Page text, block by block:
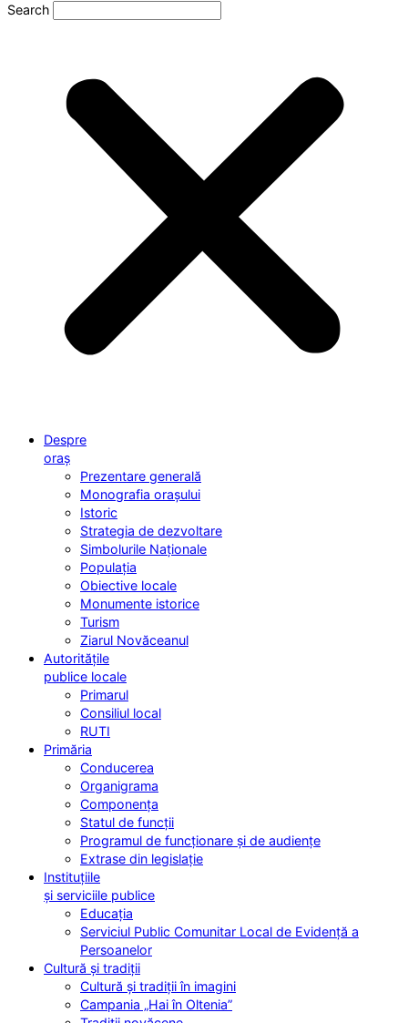
Search
Despre
oraș
Prezentare generală
Monografia orașului
Istoric
Strategia de dezvoltare
Simbolurile Naționale
Populația
Obiective locale
Monumente istorice
Turism
Ziarul Novăceanul
Autoritățile
publice locale
Primarul
Consiliul local
RUTI
Primăria
Conducerea
Organigrama
Componența
Statul de funcții
Programul de funcționare și de audiențe
Extrase din legislație
Instituțiile
și serviciile publice
Educația
Serviciul Public Comunitar Local de Evidență a
Persoanelor
Cultură și tradiții
Cultură și tradiții în imagini
Campania „Hai în Oltenia”